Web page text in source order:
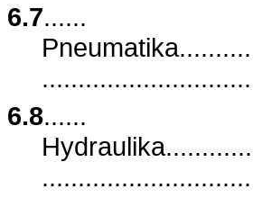
6.7......
6.8......